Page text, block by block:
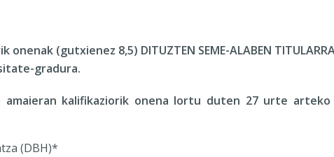
(gutxienez 8,5) DITUZTEN SEME-ALABEN
gradura.
amaieran kalifikaziorik onena lortu duten 27 urte
(DBH)*